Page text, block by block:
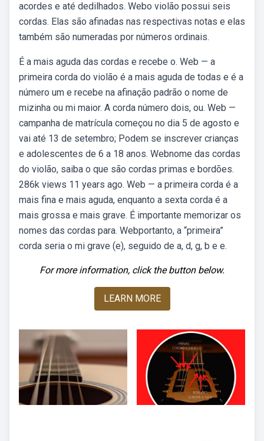
acordes e até dedilhados. Webo violão possui seis
cordas. Elas são afinadas nas respectivas notas e elas
também são numeradas por números ordinais.
É a mais aguda das cordas e recebe o. Web — a
primeira corda do violão é a mais aguda de todas e é a
número um e recebe na afinação padrão o nome de
mizinha ou mi maior. A corda número dois, ou. Web —
campanha de matrícula começou no dia 5 de agosto e
vai até 13 de setembro; Podem se inscrever crianças
e adolescentes de 6 a 18 anos. Webnome das cordas
do violão, saiba o que são cordas primas e bordões.
286k views 11 years ago. Web — a primeira corda é a
mais fina e mais aguda, enquanto a sexta corda é a
mais grossa e mais grave. É importante memorizar os
nomes das cordas para. Webportanto, a “primeira”
corda seria o mi grave (e), seguido de a, d, g, b e e.
For more information, click the button below.
LEARN MORE